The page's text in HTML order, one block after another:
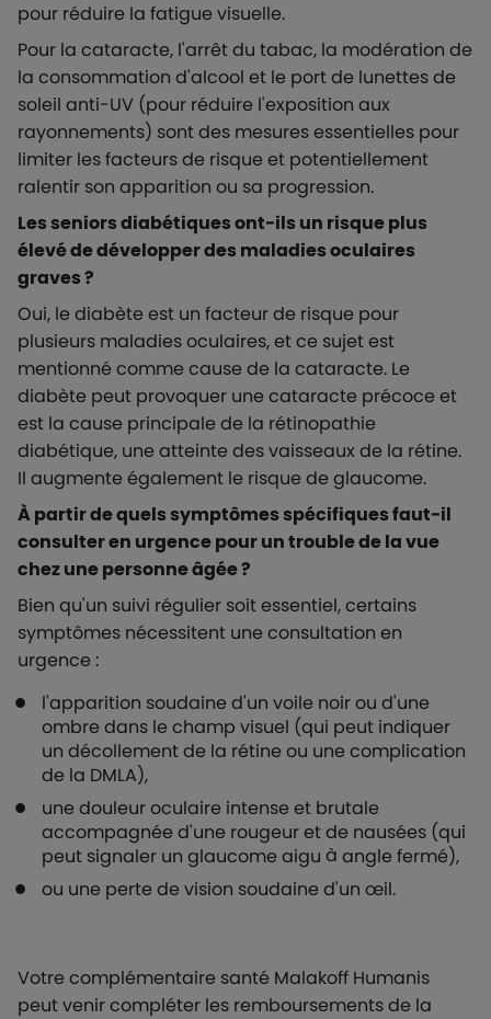
pour réduire la fatigue visuelle.
Pour la cataracte, l'arrêt du tabac, la modération de
la consommation d'alcool et le port de lunettes de
soleil anti-UV (pour réduire l'exposition aux
rayonnements) sont des mesures essentielles pour
limiter les facteurs de risque et potentiellement
ralentir son apparition ou sa progression.
Les seniors diabétiques ont-ils un risque plus
élevé de développer des maladies oculaires
graves ?
Oui, le diabète est un facteur de risque pour
plusieurs maladies oculaires, et ce sujet est
mentionné comme cause de la cataracte. Le
diabète peut provoquer une cataracte précoce et
est la cause principale de la rétinopathie
diabétique, une atteinte des vaisseaux de la rétine.
Il augmente également le risque de glaucome.
À partir de quels symptômes spécifiques faut-il
consulter en urgence pour un trouble de la vue
chez une personne âgée ?
Bien qu'un suivi régulier soit essentiel, certains
symptômes nécessitent une consultation en
urgence :
l'apparition soudaine d'un voile noir ou d'une
ombre dans le champ visuel (qui peut indiquer
un décollement de la rétine ou une complication
de la DMLA),
une douleur oculaire intense et brutale
accompagnée d'une rougeur et de nausées (qui
peut signaler un glaucome aigu à angle fermé),
ou une perte de vision soudaine d'un œil.
Votre complémentaire santé Malakoff Humanis
peut venir compléter les remboursements de la